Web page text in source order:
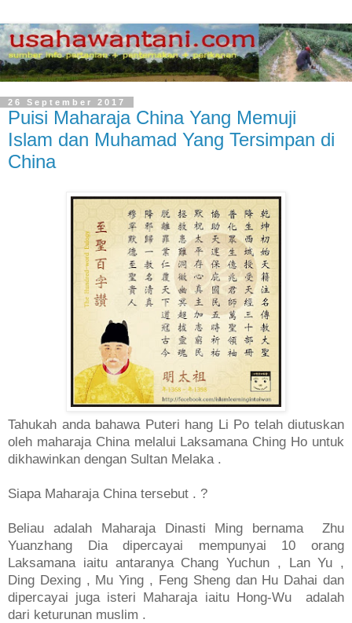
26 September 2017
Puisi Maharaja China Yang Memuji
Islam dan Muhamad Yang Tersimpan di
China
Tahukah anda bahawa Puteri hang Li Po telah diutuskan
oleh maharaja China melalui Laksamana Ching Ho untuk
dikhawinkan dengan Sultan Melaka .
Siapa Maharaja China tersebut . ?
Beliau adalah Maharaja Dinasti Ming bernama
Zhu
Yuanzhang Dia dipercayai mempunyai 10 orang
Laksamana iaitu antaranya Chang Yuchun , Lan Yu ,
Ding Dexing , Mu Ying , Feng Sheng dan Hu Dahai dan
dipercayai juga isteri Maharaja iaitu Hong-Wu adalah
dari keturunan muslim .